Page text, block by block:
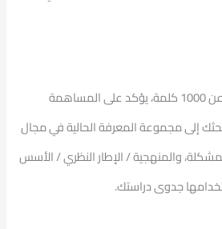
اقتراح بحث أولي، لا يزيد عن 1000 كلمة، يؤكد على المساهمة
إلى مجموعة المعرفة الحالية في مجال
والمنهجية / الإطار النظري / الأسس
جدوى دراستك.